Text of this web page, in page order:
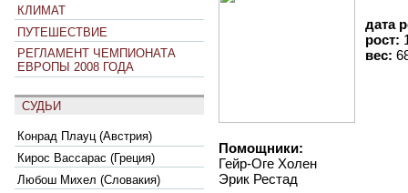
КЛИМАТ
ПУТЕШЕСТВИЕ
РЕГЛАМЕНТ ЧЕМПИОНАТА
ЕВРОПЫ 2008 ГОДА
СУДЬИ
Конрад Плауц (Австрия)
Кирос Вассарас (Греция)
Любош Михел (Словакия)
дата
рост:
вес:
Помощники:
Гейр-Оге Холен
Эрик Рестад